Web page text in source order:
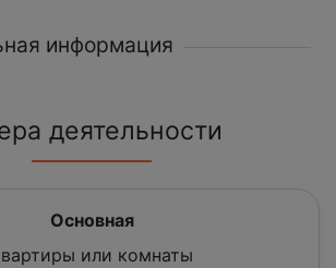
информация
деятельности
Основная
или комнаты